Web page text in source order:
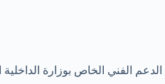
الفني الخاص بوزارة